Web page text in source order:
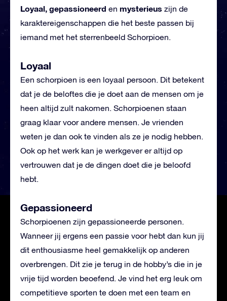
Loyaal, gepassioneerd en mysterieus zijn de
karaktereigenschappen die het beste passen bij
iemand met het sterrenbeeld Schorpioen.
Loyaal
Een schorpioen is een loyaal persoon. Dit betekent
dat je de beloftes die je doet aan de mensen om je
heen altijd zult nakomen. Schorpioenen staan
graag klaar voor andere mensen. Je vrienden
weten je dan ook te vinden als ze je nodig hebben.
Ook op het werk kan je werkgever er altijd op
vertrouwen dat je de dingen doet die je beloofd
hebt.
Gepassioneerd
Schorpioenen zijn gepassioneerde personen.
Wanneer jij ergens een passie voor hebt dan kun jij
dit enthousiasme heel gemakkelijk op anderen
overbrengen. Dit zie je terug in de hobby’s die in je
vrije tijd worden beoefend. Je vind het erg leuk om
competitieve sporten te doen met een team en